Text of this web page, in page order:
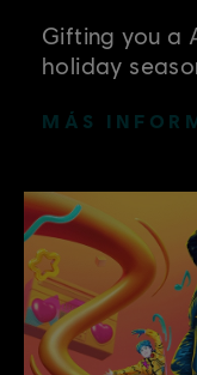
Gifting you a
holiday
MÁS